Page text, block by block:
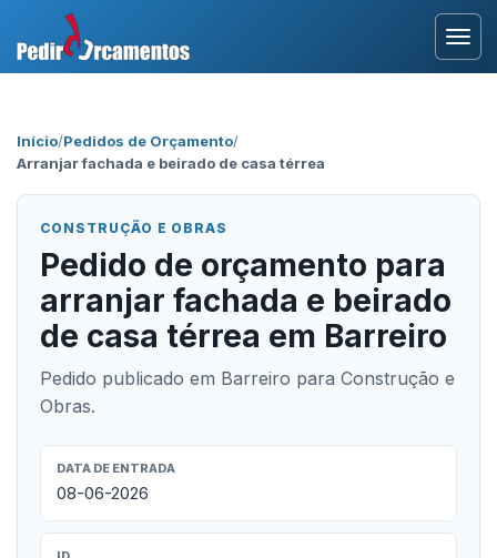
Início/Pedidos de Orçamento/
Arranjar fachada e beirado de casa térrea
CONSTRUÇÃO E OBRAS
Pedido de orçamento para
arranjar fachada e beirado
de casa térrea em Barreiro
Pedido publicado em Barreiro para Construção e
Obras.
DATA DE ENTRADA
08-06-2026
Área Profissional
Como Funciona?
Testemunhos